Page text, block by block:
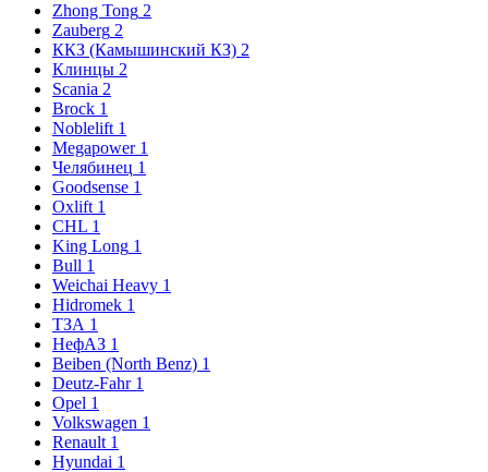
Zhong Tong 2
Zauberg 2
ККЗ (Камышинский КЗ) 2
Клинцы 2
Scania 2
Brock 1
Noblelift 1
Megapower 1
Челябинец 1
Goodsense 1
Oxlift 1
CHL 1
King Long 1
Bull 1
Weichai Heavy 1
Hidromek 1
ТЗА 1
НефАЗ 1
Beiben (North Benz) 1
Deutz-Fahr 1
Opel 1
Volkswagen 1
Renault 1
Hyundai 1